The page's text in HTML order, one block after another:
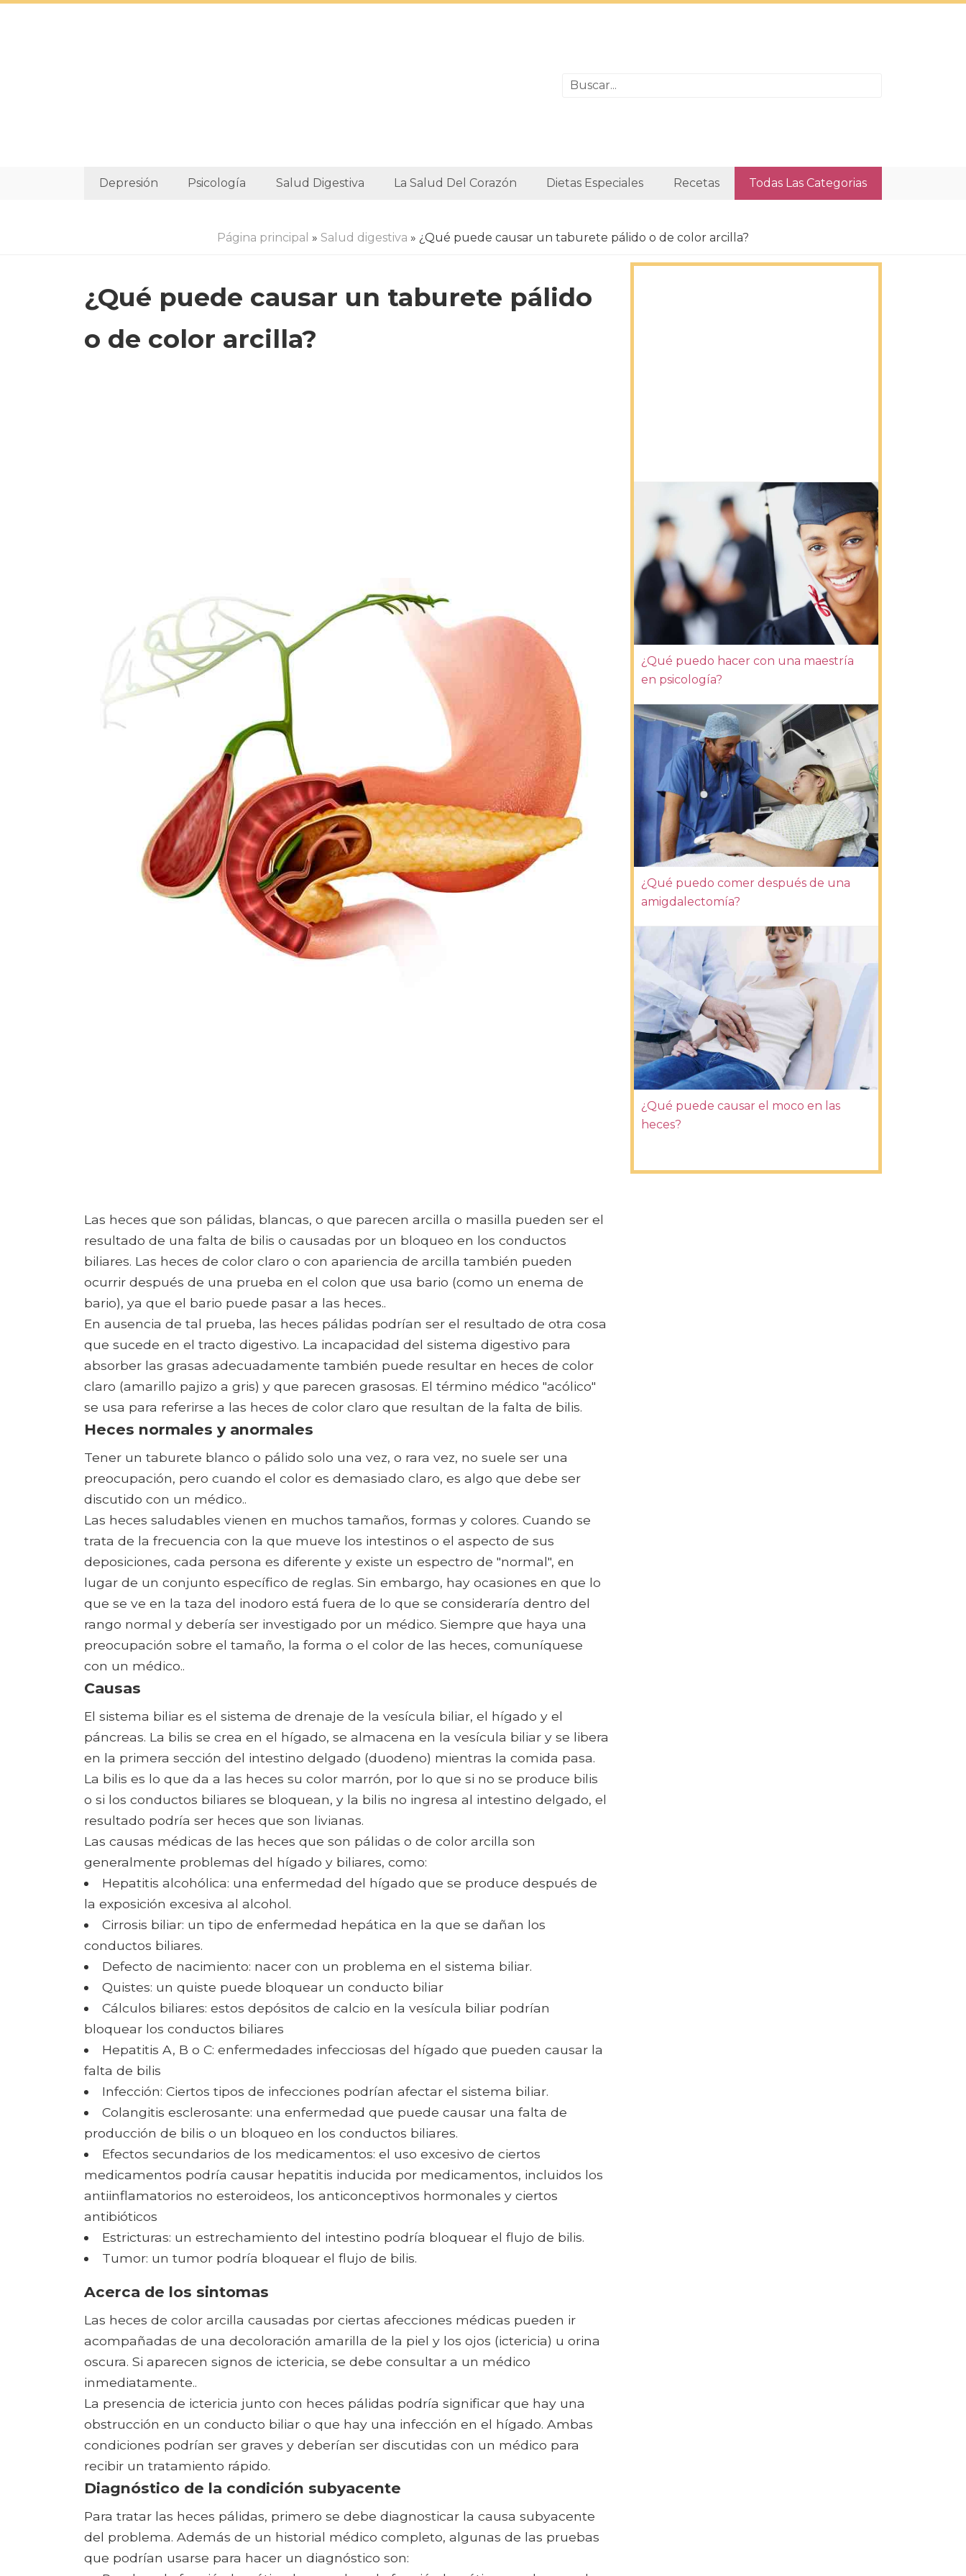
Depresión Psicología Salud Digestiva La Salud Del Corazón Dietas Especiales Recetas Todas Las Categorias
Página principal » Salud digestiva » ¿Qué puede causar un taburete pálido o de color arcilla?
¿Qué puede causar un taburete pálido
o de color arcilla?
Las heces que son pálidas, blancas, o que parecen arcilla o masilla pueden ser el
resultado de una falta de bilis o causadas por un bloqueo en los conductos
biliares. Las heces de color claro o con apariencia de arcilla también pueden
ocurrir después de una prueba en el colon que usa bario (como un enema de
bario), ya que el bario puede pasar a las heces..
En ausencia de tal prueba, las heces pálidas podrían ser el resultado de otra cosa
que sucede en el tracto digestivo. La incapacidad del sistema digestivo para
absorber las grasas adecuadamente también puede resultar en heces de color
claro (amarillo pajizo a gris) y que parecen grasosas. El término médico "acólico"
se usa para referirse a las heces de color claro que resultan de la falta de bilis.
Heces normales y anormales
Tener un taburete blanco o pálido solo una vez, o rara vez, no suele ser una
preocupación, pero cuando el color es demasiado claro, es algo que debe ser
discutido con un médico..
Las heces saludables vienen en muchos tamaños, formas y colores. Cuando se
trata de la frecuencia con la que mueve los intestinos o el aspecto de sus
deposiciones, cada persona es diferente y existe un espectro de "normal", en
lugar de un conjunto específico de reglas. Sin embargo, hay ocasiones en que lo
que se ve en la taza del inodoro está fuera de lo que se consideraría dentro del
rango normal y debería ser investigado por un médico. Siempre que haya una
preocupación sobre el tamaño, la forma o el color de las heces, comuníquese
con un médico..
Causas
El sistema biliar es el sistema de drenaje de la vesícula biliar, el hígado y el
páncreas. La bilis se crea en el hígado, se almacena en la vesícula biliar y se libera
en la primera sección del intestino delgado (duodeno) mientras la comida pasa.
La bilis es lo que da a las heces su color marrón, por lo que si no se produce bilis
o si los conductos biliares se bloquean, y la bilis no ingresa al intestino delgado, el
resultado podría ser heces que son livianas.
Las causas médicas de las heces que son pálidas o de color arcilla son
generalmente problemas del hígado y biliares, como:
Hepatitis alcohólica: una enfermedad del hígado que se produce después de
la exposición excesiva al alcohol.
Cirrosis biliar: un tipo de enfermedad hepática en la que se dañan los
conductos biliares.
Defecto de nacimiento: nacer con un problema en el sistema biliar.
Quistes: un quiste puede bloquear un conducto biliar
Cálculos biliares: estos depósitos de calcio en la vesícula biliar podrían
bloquear los conductos biliares
Hepatitis A, B o C: enfermedades infecciosas del hígado que pueden causar la
falta de bilis
Infección: Ciertos tipos de infecciones podrían afectar el sistema biliar.
Colangitis esclerosante: una enfermedad que puede causar una falta de
producción de bilis o un bloqueo en los conductos biliares.
Efectos secundarios de los medicamentos: el uso excesivo de ciertos
medicamentos podría causar hepatitis inducida por medicamentos, incluidos los
antiinflamatorios no esteroideos, los anticonceptivos hormonales y ciertos
antibióticos
Estricturas: un estrechamiento del intestino podría bloquear el flujo de bilis.
Tumor: un tumor podría bloquear el flujo de bilis.
Acerca de los sintomas
Las heces de color arcilla causadas por ciertas afecciones médicas pueden ir
acompañadas de una decoloración amarilla de la piel y los ojos (ictericia) u orina
oscura. Si aparecen signos de ictericia, se debe consultar a un médico
inmediatamente..
La presencia de ictericia junto con heces pálidas podría significar que hay una
obstrucción en un conducto biliar o que hay una infección en el hígado. Ambas
condiciones podrían ser graves y deberían ser discutidas con un médico para
recibir un tratamiento rápido.
Diagnóstico de la condición subyacente
Para tratar las heces pálidas, primero se debe diagnosticar la causa subyacente
del problema. Además de un historial médico completo, algunas de las pruebas
que podrían usarse para hacer un diagnóstico son:
¿Qué puedo hacer con una maestría
en psicología?
¿Qué puedo comer después de una
amigdalectomía?
¿Qué puede causar el moco en las
heces?